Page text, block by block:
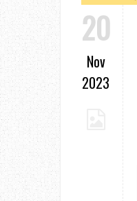
20
Nov
2023